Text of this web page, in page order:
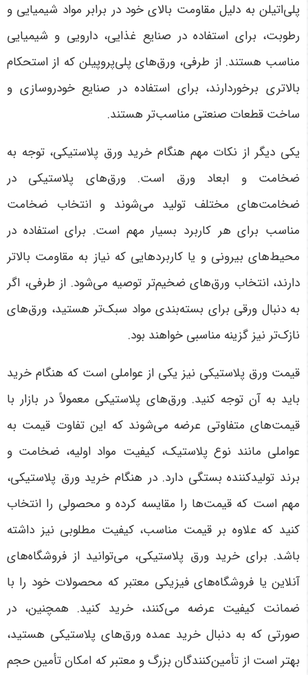
پلی‌اتیلن به دلیل مقاومت بالای خود در برابر مواد شیمیایی و
رطوبت، برای استفاده در صنایع غذایی، دارویی و شیمیایی
مناسب هستند. از طرفی، ورق‌های پلی‌پروپیلن که از استحکام
بالاتری برخوردارند، برای استفاده در صنایع خودروسازی و
ساخت قطعات صنعتی مناسب‌تر هستند.
یکی دیگر از نکات مهم هنگام خرید ورق پلاستیکی، توجه به
ضخامت و ابعاد ورق است. ورق‌های پلاستیکی در
ضخامت‌های مختلف تولید می‌شوند و انتخاب ضخامت
مناسب برای هر کاربرد بسیار مهم است. برای استفاده در
محیط‌های بیرونی و یا کاربردهایی که نیاز به مقاومت بالاتر
دارند، انتخاب ورق‌های ضخیم‌تر توصیه می‌شود. از طرفی، اگر
به دنبال ورقی برای بسته‌بندی مواد سبک‌تر هستید، ورق‌های
نازک‌تر نیز گزینه مناسبی خواهند بود.
قیمت ورق پلاستیکی نیز یکی از عواملی است که هنگام خرید
باید به آن توجه کنید. ورق‌های پلاستیکی معمولاً در بازار با
قیمت‌های متفاوتی عرضه می‌شوند که این تفاوت قیمت به
عواملی مانند نوع پلاستیک، کیفیت مواد اولیه، ضخامت و
برند تولیدکننده بستگی دارد. در هنگام خرید ورق پلاستیکی،
مهم است که قیمت‌ها را مقایسه کرده و محصولی را انتخاب
کنید که علاوه بر قیمت مناسب، کیفیت مطلوبی نیز داشته
باشد.برای خرید ورق پلاستیکی، می‌توانید از فروشگاه‌های
آنلاین یا فروشگاه‌های فیزیکی معتبر که محصولات خود را با
ضمانت کیفیت عرضه می‌کنند، خرید کنید. همچنین، در
صورتی که به دنبال خرید عمده ورق‌های پلاستیکی هستید،
بهتر است از تأمین‌کنندگان بزرگ و معتبر که امکان تأمین حجم